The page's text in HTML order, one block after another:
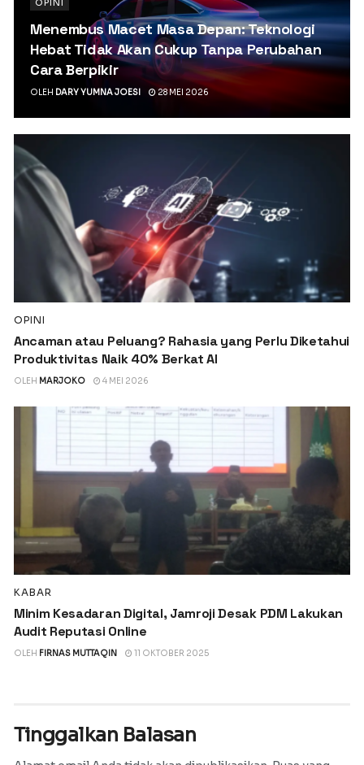
OPINI
Menembus Macet Masa Depan: Teknologi
Hebat Tidak Akan Cukup Tanpa Perubahan
Cara Berpikir
OLEH DARY YUMNA JOESI 28 MEI 2026
OPINI
Ancaman atau Peluang? Rahasia yang Perlu Diketahui
Produktivitas Naik 40% Berkat AI
OLEH MARJOKO 4 MEI 2026
KABAR
Minim Kesadaran Digital, Jamroji Desak PDM Lakukan
Audit Reputasi Online
OLEH FIRNAS MUTTAQIN 11 OKTOBER 2025
Tinggalkan Balasan